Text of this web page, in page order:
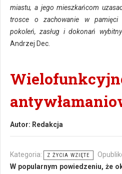
miastu, a jego mieszkańcom
trosce o zachowanie w pamięci
pokoleń, zasług i dokonań
Andrzej Dec.
Autor: Redakcja
Kategoria: Z ŻYCIA WZIĘTE
W popularnym powiedzeniu, że